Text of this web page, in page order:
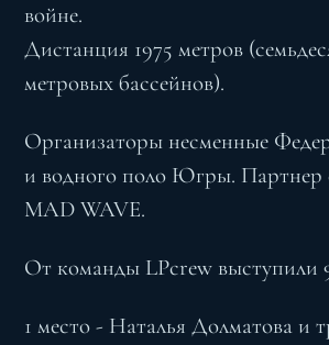
войне.
Дистанция 1975 метров
метровых бассейнов).
Организаторы несменные
и водного поло Югры. Партнер
MAD WAVE.
От команды LPcrew выступили
1 место - Наталья Долматова и